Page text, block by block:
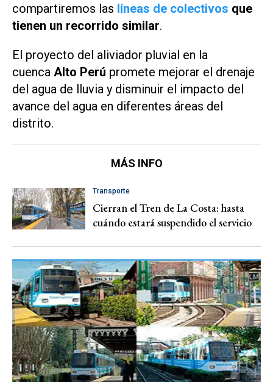
compartiremos las líneas de colectivos que
tienen un recorrido similar.
El proyecto del aliviador pluvial en la
cuenca Alto Perú promete mejorar el drenaje
del agua de lluvia y disminuir el impacto del
avance del agua en diferentes áreas del
distrito.
MÁS INFO
Transporte
Cierran el Tren de La Costa: hasta
cuándo estará suspendido el servicio